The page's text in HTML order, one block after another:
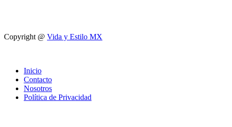
Copyright @ Vida y Estilo MX
Inicio
Contacto
Nosotros
Política de Privacidad